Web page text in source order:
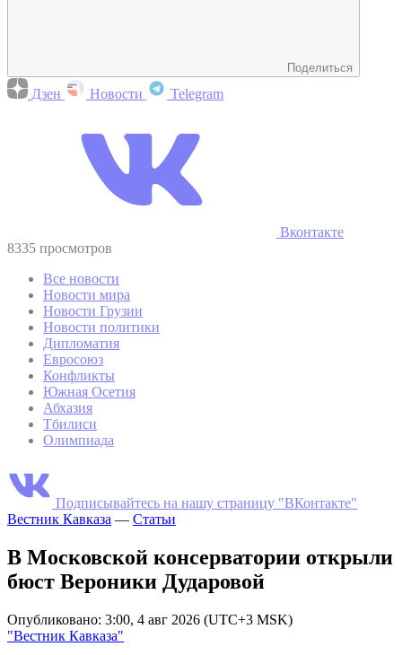
Поделиться
Дзен Новости Telegram
Вконтакте
8335 просмотров
Все новости
Новости мира
Новости Грузии
Новости политики
Дипломатия
Евросоюз
Конфликты
Южная Осетия
Абхазия
Тбилиси
Олимпиада
Подписывайтесь на нашу страницу "ВКонтакте"
Вестник Кавказа — Статьи
В Московской консерватории открыли
бюст Вероники Дударовой
Опубликовано: 3:00, 4 авг 2026 (UTC+3 MSK)
"Вестник Кавказа"